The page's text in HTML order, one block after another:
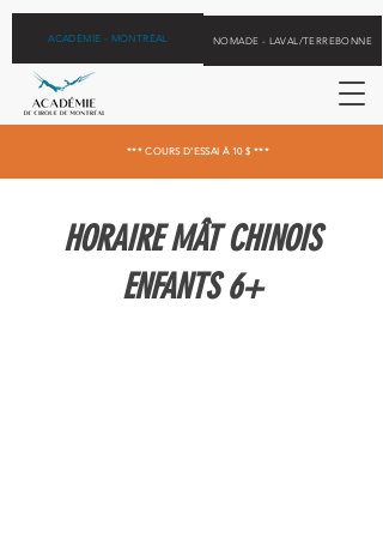
ACADÉMIE - MONTRÉAL NOMADE - LAVAL/TERREBONNE
*** COURS D'ESSAI À 10 $ ***
HORAIRE MÂT CHINOIS
ENFANTS 6+